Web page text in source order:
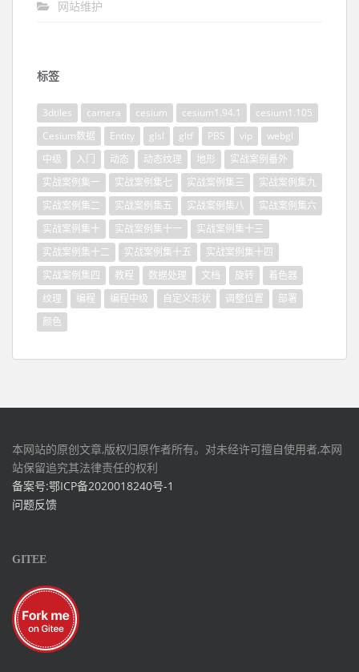
网站维护
标签
3dtiles camera cesium cesium1.94.1
cesium1.105
Cesium数据
Entity glsl gltf PBS vip
webgl
中级
入门 动态 动态纹理 地形
实战案例番外
实战案例集一
实战案例集七 实战案例集三
实战案例集九
实战案例集二
实战案例集五 实战案例集八
实战案例集六
实战案例集十
实战案例集十一
实战案例集十三
实战案例集十二
实战案例集十五
实战案例集十四
实战案例集四
教程 数据处理 文档 旋转
着色器
纹理
编程 编程中级 自定义形状 调整位置
部署
颜色
本网站的原创文章,版权归原作者所有。对未经许可擅自使用者,本网
站保留追究其法律责任的权利
备案号:鄂ICP备2020018240号-1
问题反馈
GITEE